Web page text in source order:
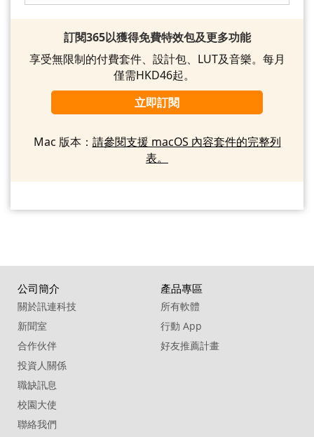
訂閱365以獲得免費特效包及更多功能
享受無限制的付費套件、設計包、LUT及音樂。每月
僅需HKD46起。
立即訂閱
Mac 版本： 請參閱支援 macOS 內容套件的完整列
表。
公司簡介
關於訊連科技
新聞室
合作伙伴
投資人關係
職缺訊息
校園大使
聯絡我們
產品專區
所有軟體
行動 App
好友推薦計畫